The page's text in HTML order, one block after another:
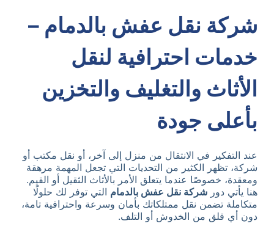
شركة نقل عفش بالدمام –
خدمات احترافية لنقل
الأثاث والتغليف والتخزين
بأعلى جودة
عند التفكير في الانتقال من منزل إلى آخر، أو نقل مكتب أو
شركة، تظهر الكثير من التحديات التي تجعل المهمة مرهقة
ومعقدة، خصوصًا عندما يتعلق الأمر بالأثاث الثقيل أو القيم.
هنا يأتي دور شركة نقل عفش بالدمام التي توفر لك حلولًا
متكاملة تضمن نقل ممتلكاتك بأمان وسرعة واحترافية تامة،
دون أي قلق من الخدوش أو التلف.